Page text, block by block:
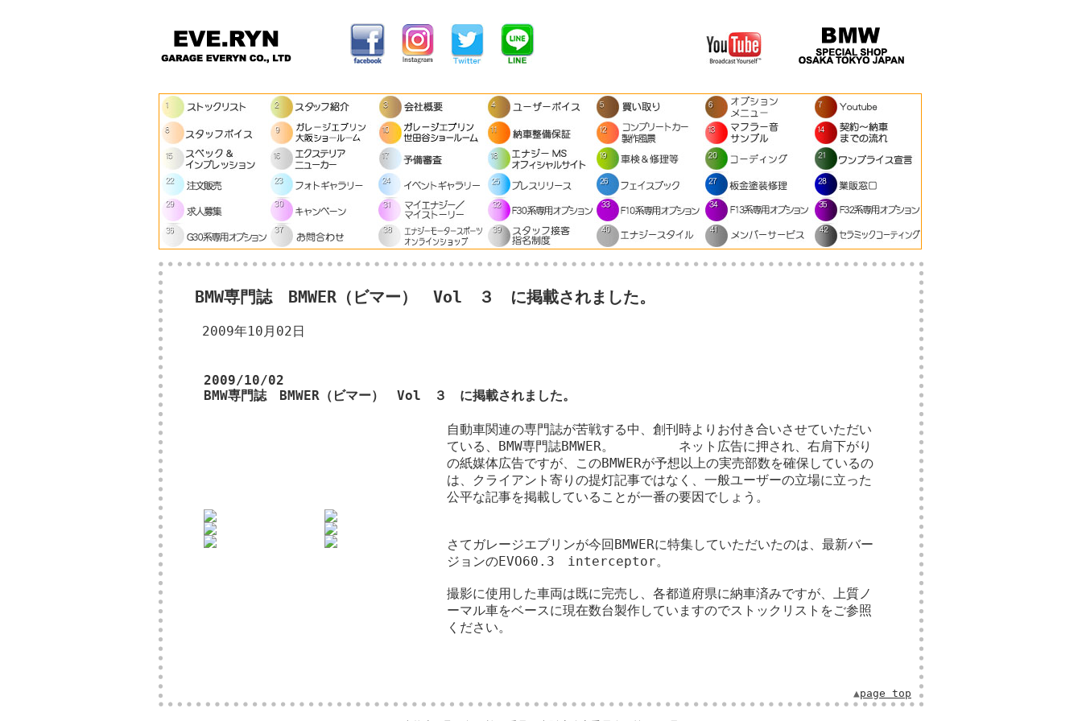
BMW専門誌 BMWER（ビマー） Vol ３ に掲載されました。
2009年10月02日
2009/10/02
BMW専門誌 BMWER（ビマー） Vol ３ に掲載されました。
自動車関連の専門誌が苦戦する中、創刊時よりお付き合いさせていただい
ている、BMW専門誌BMWER。 ネット広告に押され、右肩下がり
の紙媒体広告ですが、このBMWERが予想以上の実売部数を確保しているの
は、クライアント寄りの提灯記事ではなく、一般ユーザーの立場に立った
公平な記事を掲載していることが一番の要因でしょう。
さてガレージエブリンが今回BMWERに特集していただいたのは、最新バー
ジョンのEVO60.3 interceptor。
撮影に使用した車両は既に完売し、各都道府県に納車済みですが、上質ノ
ーマル車をベースに現在数台製作していますのでストックリストをご参照
ください。
▲page top